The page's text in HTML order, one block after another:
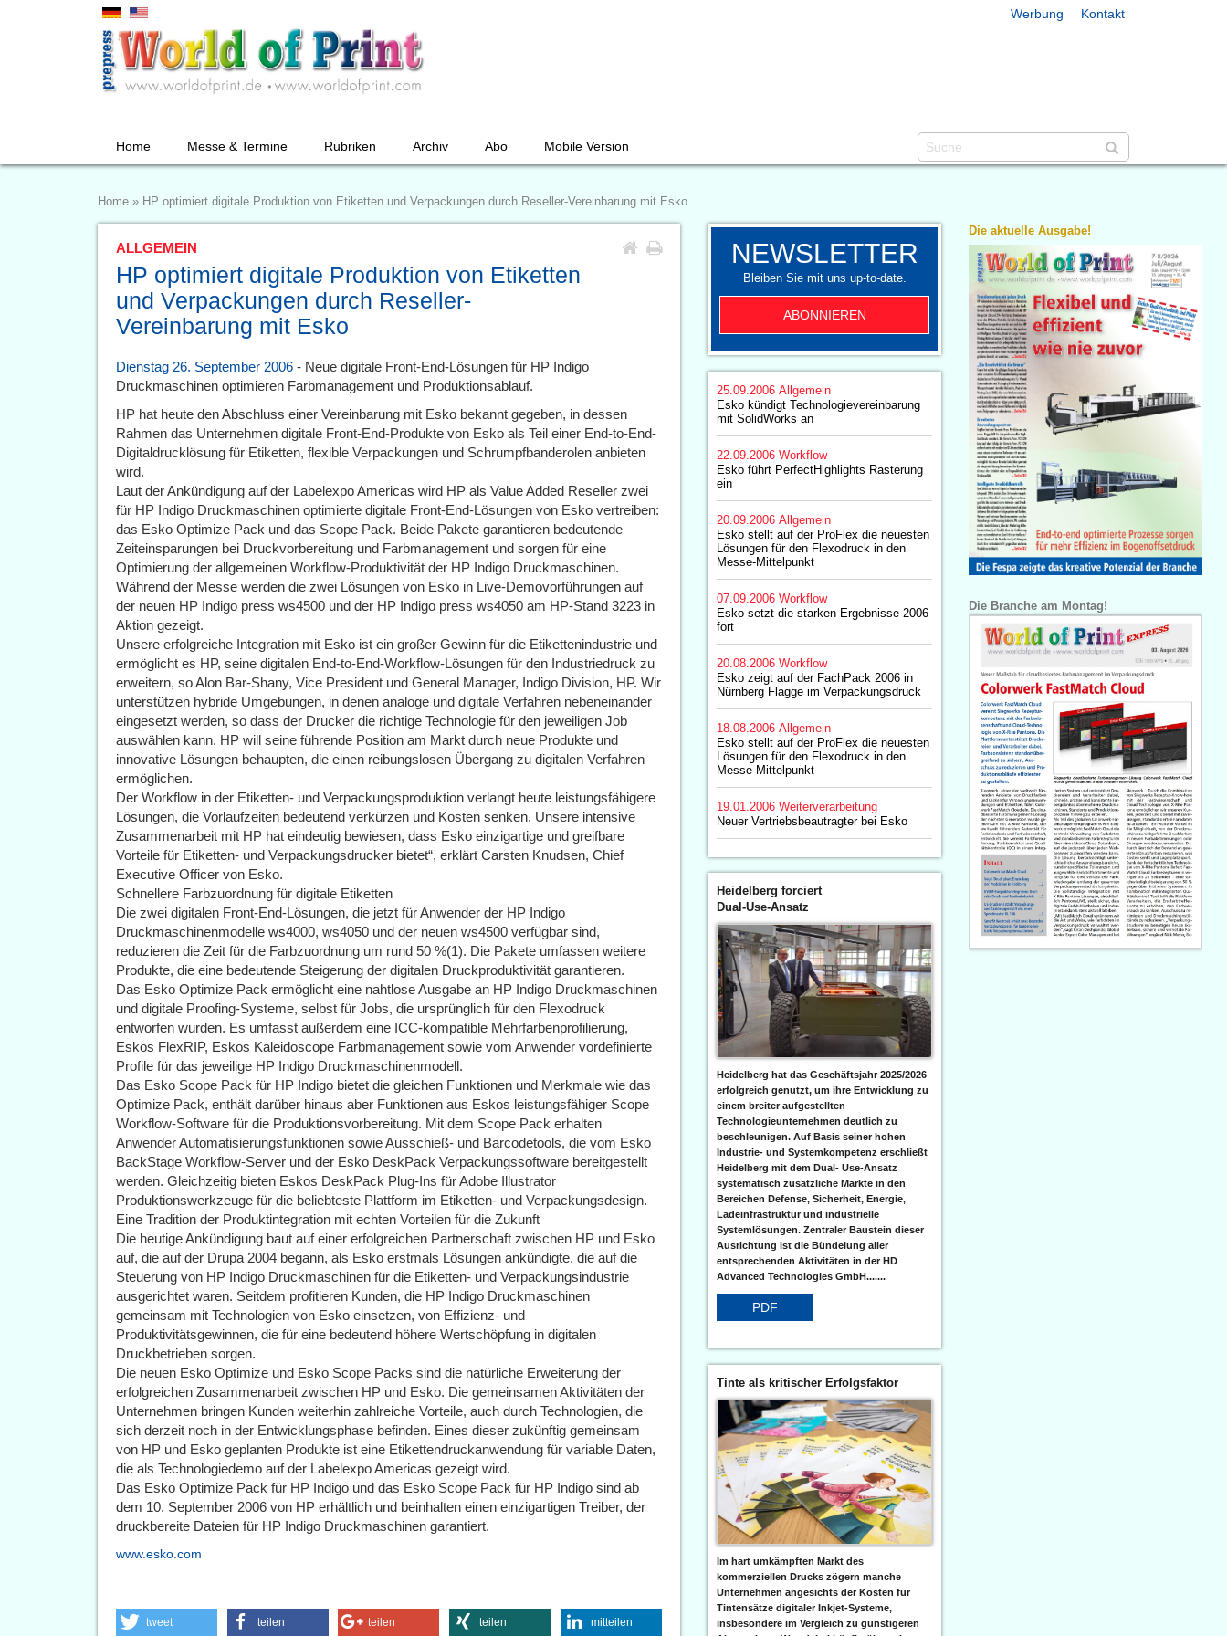
Werbung Kontakt
Home Messe & Termine Rubriken Archiv Abo Mobile Version
Home » HP optimiert digitale Produktion von Etiketten und Verpackungen durch Reseller-Vereinbarung mit Esko
ALLGEMEIN
HP optimiert digitale Produktion von Etiketten
und Verpackungen durch Reseller-
Vereinbarung mit Esko
Dienstag 26. September 2006 - Neue digitale Front-End-Lösungen für HP Indigo
Druckmaschinen optimieren Farbmanagement und Produktionsablauf.
HP hat heute den Abschluss einer Vereinbarung mit Esko bekannt gegeben, in dessen
Rahmen das Unternehmen digitale Front-End-Produkte von Esko als Teil einer End-to-End-
Digitaldrucklösung für Etiketten, flexible Verpackungen und Schrumpfbanderolen anbieten
wird.
Laut der Ankündigung auf der Labelexpo Americas wird HP als Value Added Reseller zwei
für HP Indigo Druckmaschinen optimierte digitale Front-End-Lösungen von Esko vertreiben:
das Esko Optimize Pack und das Scope Pack. Beide Pakete garantieren bedeutende
Zeiteinsparungen bei Druckvorbereitung und Farbmanagement und sorgen für eine
Optimierung der allgemeinen Workflow-Produktivität der HP Indigo Druckmaschinen.
Während der Messe werden die zwei Lösungen von Esko in Live-Demovorführungen auf
der neuen HP Indigo press ws4500 und der HP Indigo press ws4050 am HP-Stand 3223 in
Aktion gezeigt.
Unsere erfolgreiche Integration mit Esko ist ein großer Gewinn für die Etikettenindustrie und
ermöglicht es HP, seine digitalen End-to-End-Workflow-Lösungen für den Industriedruck zu
erweitern, so Alon Bar-Shany, Vice President und General Manager, Indigo Division, HP. Wir
unterstützen hybride Umgebungen, in denen analoge und digitale Verfahren nebeneinander
eingesetzt werden, so dass der Drucker die richtige Technologie für den jeweiligen Job
auswählen kann. HP will seine führende Position am Markt durch neue Produkte und
innovative Lösungen behaupten, die einen reibungslosen Übergang zu digitalen Verfahren
ermöglichen.
Der Workflow in der Etiketten- und Verpackungsproduktion verlangt heute leistungsfähigere
Lösungen, die Vorlaufzeiten bedeutend verkürzen und Kosten senken. Unsere intensive
Zusammenarbeit mit HP hat eindeutig bewiesen, dass Esko einzigartige und greifbare
Vorteile für Etiketten- und Verpackungsdrucker bietet“, erklärt Carsten Knudsen, Chief
Executive Officer von Esko.
Schnellere Farbzuordnung für digitale Etiketten
Die zwei digitalen Front-End-Lösungen, die jetzt für Anwender der HP Indigo
Druckmaschinenmodelle ws4000, ws4050 und der neuen ws4500 verfügbar sind,
reduzieren die Zeit für die Farbzuordnung um rund 50 %(1). Die Pakete umfassen weitere
Produkte, die eine bedeutende Steigerung der digitalen Druckproduktivität garantieren.
Das Esko Optimize Pack ermöglicht eine nahtlose Ausgabe an HP Indigo Druckmaschinen
und digitale Proofing-Systeme, selbst für Jobs, die ursprünglich für den Flexodruck
entworfen wurden. Es umfasst außerdem eine ICC-kompatible Mehrfarbenprofilierung,
Eskos FlexRIP, Eskos Kaleidoscope Farbmanagement sowie vom Anwender vordefinierte
Profile für das jeweilige HP Indigo Druckmaschinenmodell.
Das Esko Scope Pack für HP Indigo bietet die gleichen Funktionen und Merkmale wie das
Optimize Pack, enthält darüber hinaus aber Funktionen aus Eskos leistungsfähiger Scope
Workflow-Software für die Produktionsvorbereitung. Mit dem Scope Pack erhalten
Anwender Automatisierungsfunktionen sowie Ausschieß- und Barcodetools, die vom Esko
BackStage Workflow-Server und der Esko DeskPack Verpackungssoftware bereitgestellt
werden. Gleichzeitig bieten Eskos DeskPack Plug-Ins für Adobe Illustrator
Produktionswerkzeuge für die beliebteste Plattform im Etiketten- und Verpackungsdesign.
Eine Tradition der Produktintegration mit echten Vorteilen für die Zukunft
Die heutige Ankündigung baut auf einer erfolgreichen Partnerschaft zwischen HP und Esko
auf, die auf der Drupa 2004 begann, als Esko erstmals Lösungen ankündigte, die auf die
Steuerung von HP Indigo Druckmaschinen für die Etiketten- und Verpackungsindustrie
ausgerichtet waren. Seitdem profitieren Kunden, die HP Indigo Druckmaschinen
gemeinsam mit Technologien von Esko einsetzen, von Effizienz- und
Produktivitätsgewinnen, die für eine bedeutend höhere Wertschöpfung in digitalen
Druckbetrieben sorgen.
Die neuen Esko Optimize und Esko Scope Packs sind die natürliche Erweiterung der
erfolgreichen Zusammenarbeit zwischen HP und Esko. Die gemeinsamen Aktivitäten der
Unternehmen bringen Kunden weiterhin zahlreiche Vorteile, auch durch Technologien, die
sich derzeit noch in der Entwicklungsphase befinden. Eines dieser zukünftig gemeinsam
von HP und Esko geplanten Produkte ist eine Etikettendruckanwendung für variable Daten,
die als Technologiedemo auf der Labelexpo Americas gezeigt wird.
Das Esko Optimize Pack für HP Indigo und das Esko Scope Pack für HP Indigo sind ab
dem 10. September 2006 von HP erhältlich und beinhalten einen einzigartigen Treiber, der
druckbereite Dateien für HP Indigo Druckmaschinen garantiert.
www.esko.com
tweet teilen teilen teilen mitteilen
NEWSLETTER
Bleiben Sie mit uns up-to-date.
ABONNIEREN
25.09.2006 Allgemein
Esko kündigt Technologievereinbarung
mit SolidWorks an
22.09.2006 Workflow
Esko führt PerfectHighlights Rasterung
ein
20.09.2006 Allgemein
Esko stellt auf der ProFlex die neuesten
Lösungen für den Flexodruck in den
Messe-Mittelpunkt
07.09.2006 Workflow
Esko setzt die starken Ergebnisse 2006
fort
20.08.2006 Workflow
Esko zeigt auf der FachPack 2006 in
Nürnberg Flagge im Verpackungsdruck
18.08.2006 Allgemein
Esko stellt auf der ProFlex die neuesten
Lösungen für den Flexodruck in den
Messe-Mittelpunkt
19.01.2006 Weiterverarbeitung
Neuer Vertriebsbeautragter bei Esko
Heidelberg forciert
Dual-Use-Ansatz
Heidelberg hat das Geschäftsjahr 2025/2026
erfolgreich genutzt, um ihre Entwicklung zu
einem breiter aufgestellten
Technologieunternehmen deutlich zu
beschleunigen. Auf Basis seiner hohen
Industrie- und Systemkompetenz erschließt
Heidelberg mit dem Dual- Use-Ansatz
systematisch zusätzliche Märkte in den
Bereichen Defense, Sicherheit, Energie,
Ladeinfrastruktur und industrielle
Systemlösungen. Zentraler Baustein dieser
Ausrichtung ist die Bündelung aller
entsprechenden Aktivitäten in der HD
Advanced Technologies GmbH.......
PDF
Tinte als kritischer Erfolgsfaktor
Im hart umkämpften Markt des
kommerziellen Drucks zögern manche
Unternehmen angesichts der Kosten für
Tintensätze digitaler Inkjet-Systeme,
insbesondere im Vergleich zu günstigeren
Die aktuelle Ausgabe!
Die Branche am Montag!